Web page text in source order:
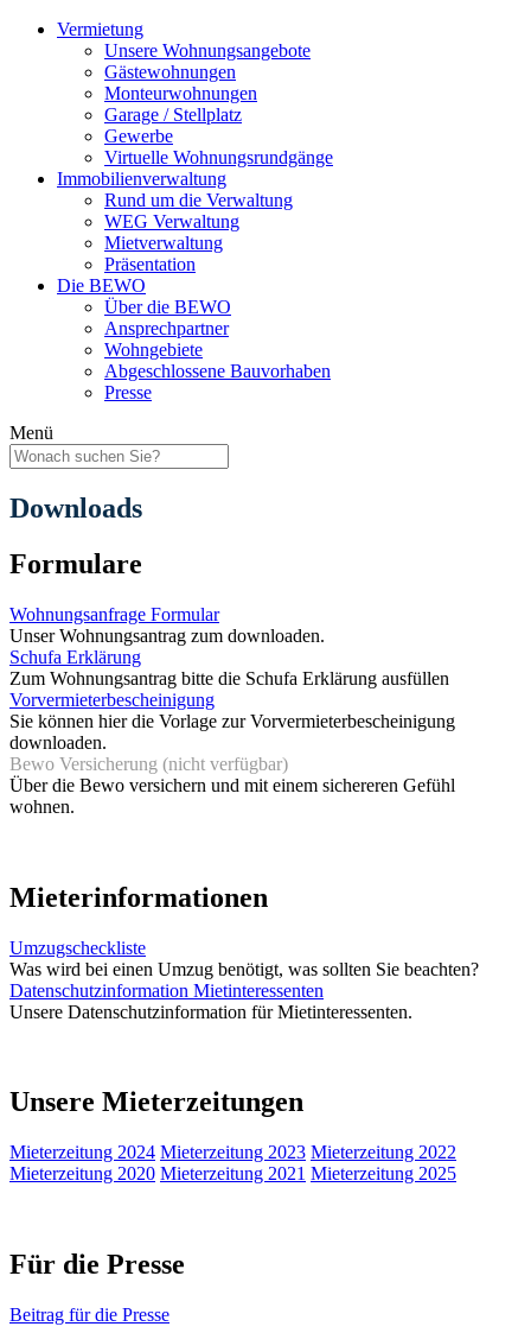
Skip
Vermietung
Unsere Wohnungsangebote
Gästewohnungen
Monteurwohnungen
Garage / Stellplatz
Gewerbe
Virtuelle Wohnungsrundgänge
Immobilienverwaltung
Rund um die Verwaltung
WEG Verwaltung
Mietverwaltung
Präsentation
Die BEWO
Über die BEWO
Ansprechpartner
Wohngebiete
Abgeschlossene Bauvorhaben
Presse
Menü
Downloads
Formulare
Wohnungsanfrage Formular
Unser Wohnungsantrag zum downloaden.
Schufa Erklärung
Zum Wohnungsantrag bitte die Schufa Erklärung ausfüllen
Vorvermieterbescheinigung
Sie können hier die Vorlage zur Vorvermieterbescheinigung
downloaden.
Bewo Versicherung (nicht verfügbar)
Über die Bewo versichern und mit einem sichereren Gefühl
wohnen.
Mieterinformationen
Umzugscheckliste
Was wird bei einen Umzug benötigt, was sollten Sie beachten?
Datenschutzinformation Mietinteressenten
Unsere Datenschutzinformation für Mietinteressenten.
Unsere Mieterzeitungen
Mieterzeitung 2024 Mieterzeitung 2023 Mieterzeitung 2022
Mieterzeitung 2020 Mieterzeitung 2021 Mieterzeitung 2025
Für die Presse
Beitrag für die Presse